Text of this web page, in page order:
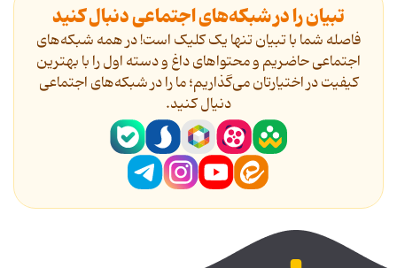
تبیان را در شبکه‌های اجتماعی دنبال کنید
فاصله شما با تبیان تنها یک کلیک است! در همه شبکه‌های
اجتماعی حاضریم و محتواهای داغ و دسته اول را با بهترین
کیفیت در اختیارتان می‌گذاریم؛ ما را در شبکه‌های اجتماعی
دنیال کنید.